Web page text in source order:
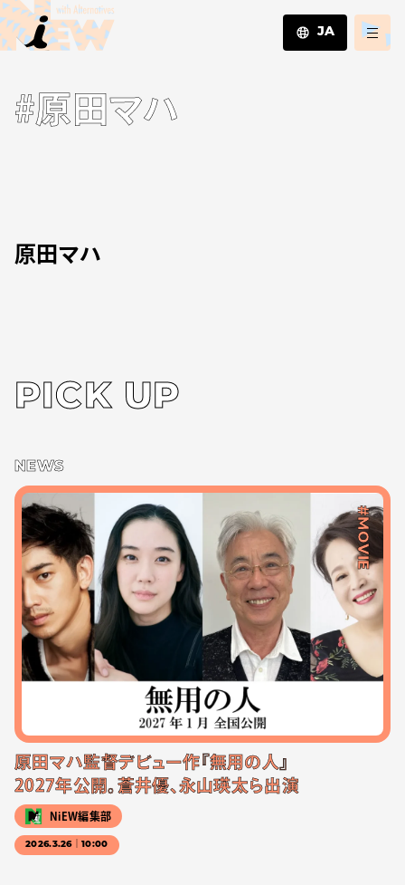
JA
#原田マハ
原田マハ
PICK UP
NEWS
#MOVIE
原田マハ監督デビュー作『無用の人』
2027年公開。蒼井優、永山瑛太ら出演
NiEW編集部
2026.3.26｜10:00